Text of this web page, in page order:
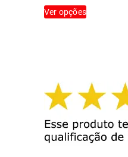
Ver opçõesproduto
opções
podem
ser
escolhidas
na